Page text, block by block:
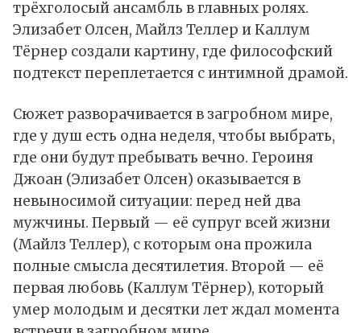
трёхголосый ансамбль в главных ролях.
Элизабет Олсен, Майлз Теллер и Каллум
Тёрнер создали картину, где философский
подтекст переплетается с интимной драмой.
Сюжет разворачивается в загробном мире,
где у душ есть одна неделя, чтобы выбрать,
где они будут пребывать вечно. Героиня
Джоан (Элизабет Олсен) оказывается в
невыносимой ситуации: перед ней два
мужчины. Первый — её супруг всей жизни
(Майлз Теллер), с которым она прожила
полные смысла десятилетия. Второй — её
первая любовь (Каллум Тёрнер), который
умер молодым и десятки лет ждал момента